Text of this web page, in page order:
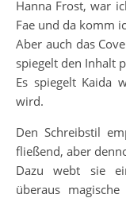
Hanna Frost, war
Fae und da komm
Aber auch das
spiegelt den Inhalt
Es spiegelt Kaida
wird.
Den Schreibstil
fließend, aber
Dazu webt sie
überaus